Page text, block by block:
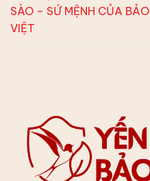
SÀO – SỨ MỆNH CỦA BẢO
VIỆT